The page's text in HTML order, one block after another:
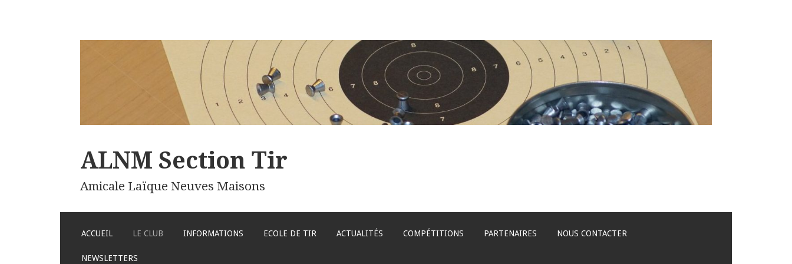
ALNM Section Tir
Amicale Laïque Neuves Maisons
ACCUEIL LE CLUB INFORMATIONS ECOLE DE TIR ACTUALITÉS COMPÉTITIONS PARTENAIRES NOUS CONTACTER
NEWSLETTERS